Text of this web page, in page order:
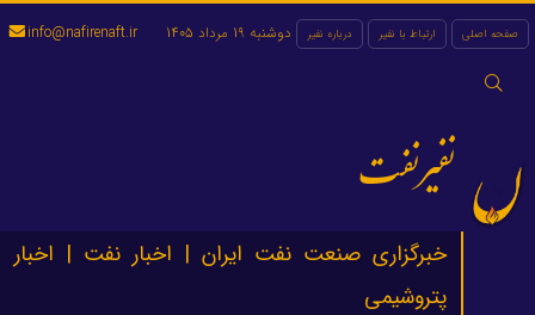
صفحه اصلی ارتباط با نفیر درباره نفیر
جستجو
دوشنبه 19 مرداد 1405 info@nafirenaft.ir
نفیرنفت
خبرگزاری صنعت نفت ایران | اخبار نفت | اخبار
پتروشیمی